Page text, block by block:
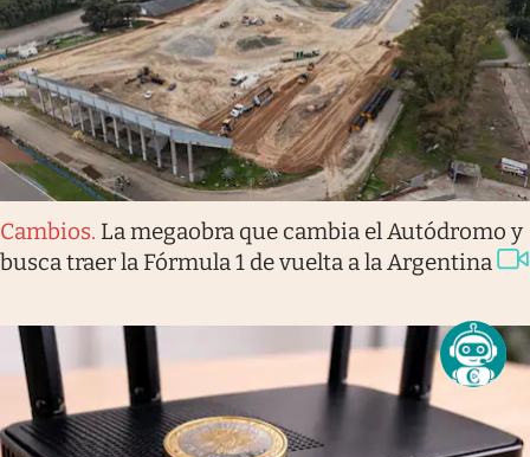
Cambios. La megaobra que cambia el Autódromo y
busca traer la Fórmula 1 de vuelta a la Argentina